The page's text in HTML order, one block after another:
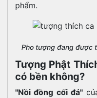
phẩm.
Pho tượng đang được
Tượng Phật
có bền không?
"Nồi đồng cối đá"